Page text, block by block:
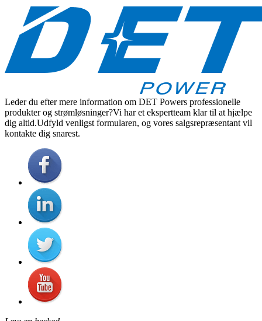
Leder du efter mere information om DET Powers professionelle
produkter og strømløsninger?Vi har et ekspertteam klar til at hjælpe
dig altid.Udfyld venligst formularen, og vores salgsrepræsentant vil
kontakte dig snarest.